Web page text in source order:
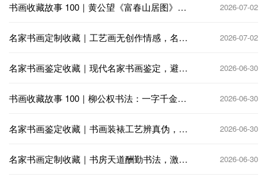
书画收藏故事 100｜黄公望《富春山居图》：
2026-07-02
名家书画定制收藏｜工艺画无创作情感，名家
2026-07-02
名家书画鉴定收藏｜现代名家书画鉴定，避免
2026-06-30
书画收藏故事 100｜柳公权书法：一字千金，
2026-06-30
名家书画鉴定收藏｜书画装裱工艺辨真伪，老
2026-06-30
名家书画定制收藏｜书房天道酬勤书法，激励
2026-06-30